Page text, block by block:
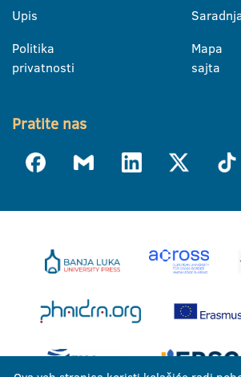
Upis
Politika
privatnosti
Mapa
sajta
Pratite nas